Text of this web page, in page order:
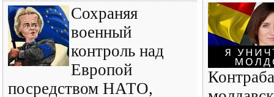
Сохраняя
военный
контроль над
Европой
посредством НАТО,